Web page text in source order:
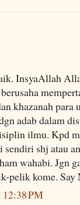
InsyaAllah
khazanah
adab dalam
ilmu. Kpd
shj atau
wahabi. Jgn
pelik kome. Say
12:38 PM